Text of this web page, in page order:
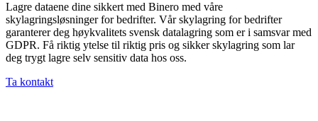
Lagre dataene dine sikkert med Binero med våre
skylagringsløsninger for bedrifter. Vår skylagring for bedrifter
garanterer deg høykvalitets svensk datalagring som er i samsvar med
GDPR. Få riktig ytelse til riktig pris og sikker skylagring som lar
deg trygt lagre selv sensitiv data hos oss.
Ta kontakt